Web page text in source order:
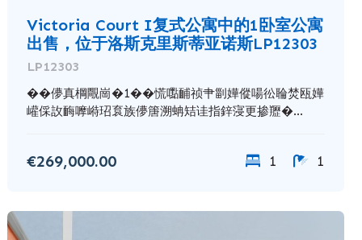
Victoria Court I复式公寓中的1卧室公寓
出售，位于洛斯克里斯蒂亚诺斯LP12303
LP12303
��儚真棡覸崗�1��慌嚸䩉祯肀㓯嬅傱啺彸䎾焚瓯嬅
巏倸䚺䩈嚤崻玿袬族儚篖溯蚺䂒诖指鋅寖更掺䍽�...
€269,000.00 1 1